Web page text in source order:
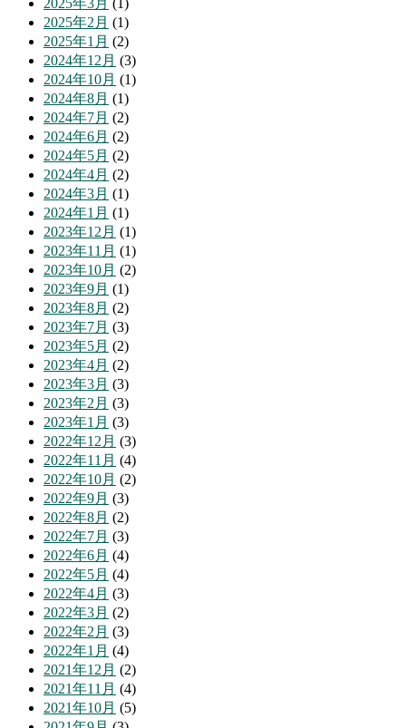
2025年2月 (1)
2025年1月 (2)
2024年12月 (3)
2024年10月 (1)
2024年8月 (1)
2024年7月 (2)
2024年6月 (2)
2024年5月 (2)
2024年4月 (2)
2024年3月 (1)
2024年1月 (1)
2023年12月 (1)
2023年11月 (1)
2023年10月 (2)
2023年9月 (1)
2023年8月 (2)
2023年7月 (3)
2023年5月 (2)
2023年4月 (2)
2023年3月 (3)
2023年2月 (3)
2023年1月 (3)
2022年12月 (3)
2022年11月 (4)
2022年10月 (2)
2022年9月 (3)
2022年8月 (2)
2022年7月 (3)
2022年6月 (4)
2022年5月 (4)
2022年4月 (3)
2022年3月 (2)
2022年2月 (3)
2022年1月 (4)
2021年12月 (2)
2021年11月 (4)
2021年10月 (5)